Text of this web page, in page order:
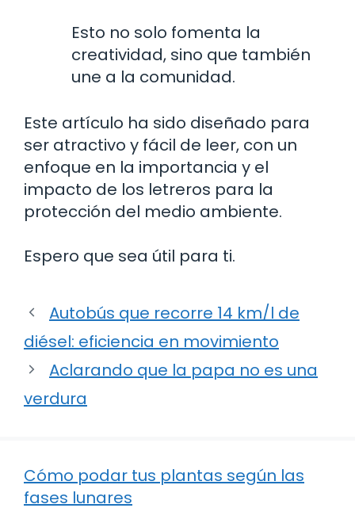
Esto no solo fomenta la
creatividad, sino que también
une a la comunidad.
Este artículo ha sido diseñado para
ser atractivo y fácil de leer, con un
enfoque en la importancia y el
impacto de los letreros para la
protección del medio ambiente.
Espero que sea útil para ti.
Autobús que recorre 14 km/l de
diésel: eficiencia en movimiento
Aclarando que la papa no es una
verdura
Cómo podar tus plantas según las
fases lunares